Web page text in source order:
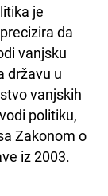
je
da
vanjsku
državu u
vanjskih
politiku,
Zakonom o
iz 2003.